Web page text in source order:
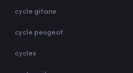
cycle gitane
cycle peugeot
cycles